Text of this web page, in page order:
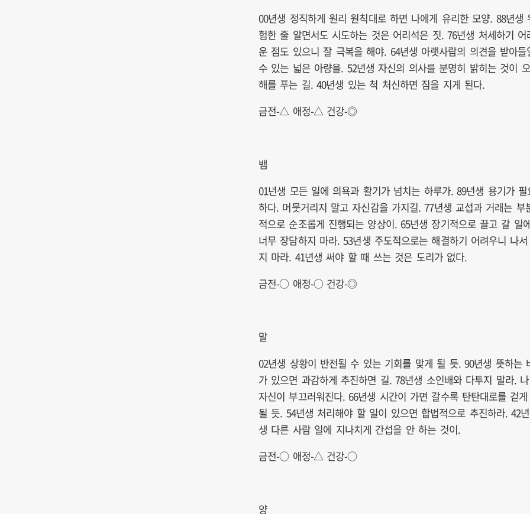
00년생 정직하게 원리 원칙대로 하면 나에게 유리한 모양. 88년생
험한 줄 알면서도 시도하는 것은 어리석은 짓. 76년생 처세하기 어
운 점도 있으니 잘 극복을 해야. 64년생 아랫사람의 의견을 받아들
수 있는 넓은 아량을. 52년생 자신의 의사를 분명히 밝히는 것이 오
해를 푸는 길. 40년생 있는 척 처신하면 짐을 지게 된다.
금전-△ 애정-△ 건강-◎
뱀
01년생 모든 일에 의욕과 활기가 넘치는 하루가. 89년생 용기가 필
하다. 머뭇거리지 말고 자신감을 가지길. 77년생 교섭과 거래는 부
적으로 순조롭게 진행되는 양상이. 65년생 장기적으로 끌고 갈 일
너무 장담하지 마라. 53년생 주도적으로는 해결하기 어려우니 나서
지 마라. 41년생 써야 할 때 쓰는 것은 도리가 없다.
금전-○ 애정-○ 건강-◎
말
02년생 상황이 반전될 수 있는 기회를 맞게 될 듯. 90년생 뜻하는
가 있으면 과감하게 추진하면 길. 78년생 소인배와 다투지 말라. 나
자신이 부끄러워진다. 66년생 시간이 가면 갈수록 탄탄대로를 걷게
될 듯. 54년생 처리해야 할 일이 있으면 합법적으로 추진하라. 42년
생 다른 사람 일에 지나치게 간섭을 안 하는 것이.
금전-○ 애정-△ 건강-○
양